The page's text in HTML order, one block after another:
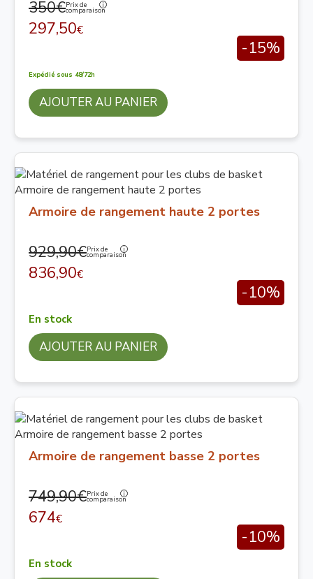
350€Prix de
comparaison
297,50€
-15%
Expédié sous 48/72h
AJOUTER AU PANIER
Armoire de rangement haute 2 portes
929,90€Prix de
comparaison
836,90€
-10%
En stock
AJOUTER AU PANIER
Armoire de rangement basse 2 portes
749,90€Prix de
comparaison
674€
-10%
En stock